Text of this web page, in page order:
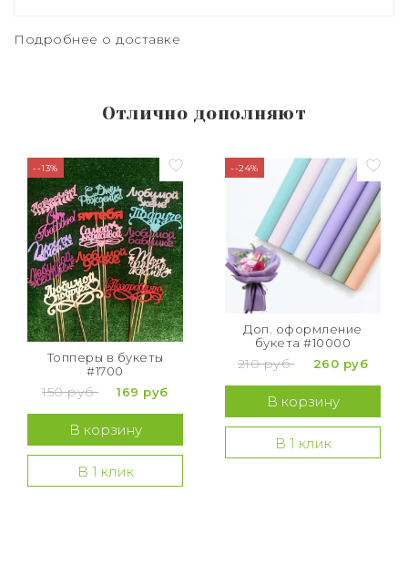
Подробнее о доставке
Отлично дополняют
--13%
Топперы в букеты
#1700
150 руб 169 руб
В корзину
В 1 клик
--24%
Доп. оформление
букета #10000
210 руб 260 руб
В корзину
В 1 клик